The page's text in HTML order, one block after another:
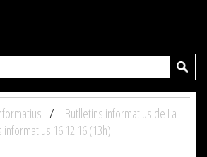
Butlletins informatius de La
informatius 16.12.16 (13h)